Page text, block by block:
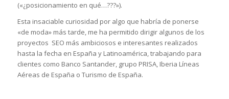
(«¿posicionamiento en qué…???»).
Esta insaciable curiosidad por algo que habría de ponerse
«de moda» más tarde, me ha permitido dirigir algunos de los
proyectos SEO más ambiciosos e interesantes realizados
hasta la fecha en España y Latinoamérica, trabajando para
clientes como Banco Santander, grupo PRISA, Iberia Líneas
Aéreas de España o Turismo de España.